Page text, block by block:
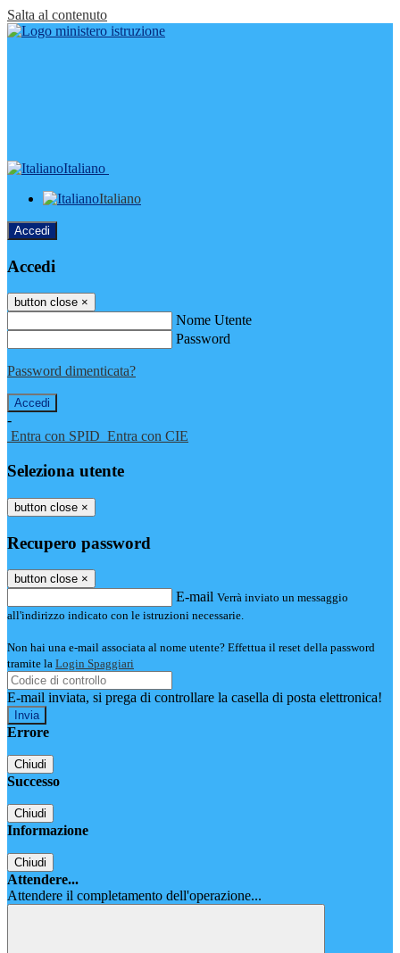
Salta al contenuto
Italiano
Italiano
Accedi
Accedi
button close ×
Nome Utente
Password
Password dimenticata?
-
Entra con SPID Entra con CIE
Seleziona utente
button close ×
Recupero password
button close ×
E-mail Verrà inviato un messaggio
all'indirizzo indicato con le istruzioni necessarie.
Non hai una e-mail associata al nome utente? Effettua il reset della password
tramite la Login Spaggiari
E-mail inviata, si prega di controllare la casella di posta elettronica!
Errore
Chiudi
Successo
Chiudi
Informazione
Chiudi
Attendere...
Attendere il completamento dell'operazione...